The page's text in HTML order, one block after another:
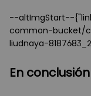
--altImgStart--
common-bucket/
liudnaya-
En conclusión